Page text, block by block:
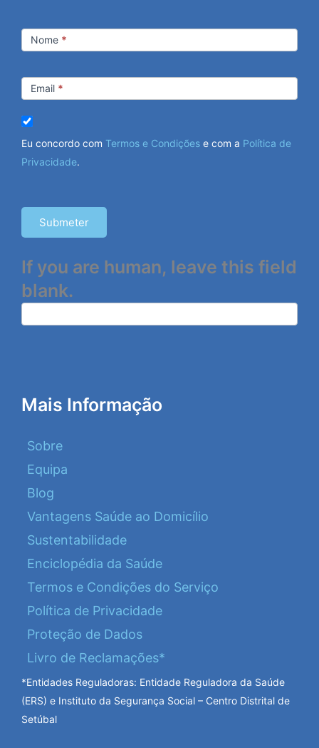
Nome *
Email *
Eu concordo com Termos e Condições e com a Política de
Privacidade.
Submeter
If you are human, leave this field
blank.
Mais Informação
Sobre
Equipa
Blog
Vantagens Saúde ao Domicílio
Sustentabilidade
Enciclopédia da Saúde
Termos e Condições do Serviço
Política de Privacidade
Proteção de Dados
Livro de Reclamações*
*Entidades Reguladoras: Entidade Reguladora da Saúde
(ERS) e Instituto da Segurança Social – Centro Distrital de
Setúbal